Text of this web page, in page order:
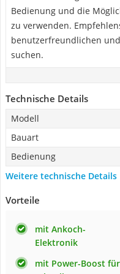
Bedienung und die
zu verwenden.
benutzerfreundlichen
suchen.
Technische Details
Modell
Bauart
Bedienung
Weitere technische Details
Vorteile
mit Ankoch-
Elektronik
mit Power-Boost für